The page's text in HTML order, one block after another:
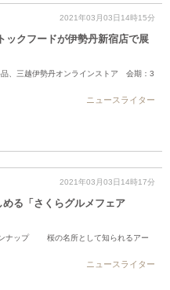
2021年03月03日14時15分
ックフードが伊勢丹新宿店で展
、三越伊勢丹オンラインストア 会期：3
ニュースライター
2021年03月03日14時17分
る「さくらグルメフェア
ンナップ 桜の名所として知られるアー
ニュースライター